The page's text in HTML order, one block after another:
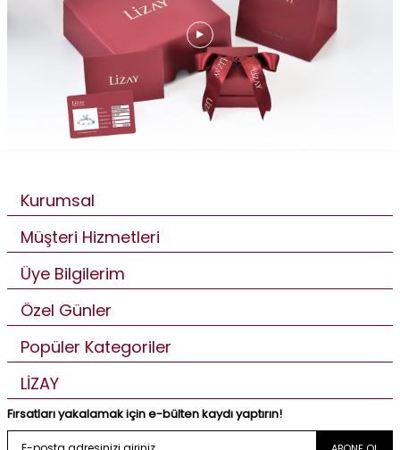
Kurumsal
Müşteri Hizmetleri
Üye Bilgilerim
Özel Günler
Popüler Kategoriler
LİZAY
Fırsatları yakalamak için e-bülten kaydı yaptırın!